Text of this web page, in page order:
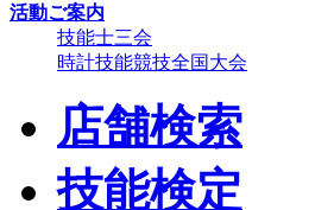
活動ご案内
技能士三会
時計技能競技全国大会
店舗検索
技能検定